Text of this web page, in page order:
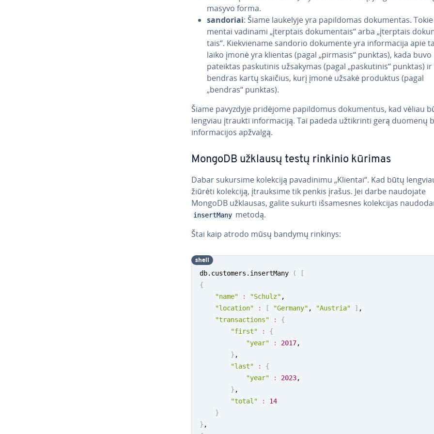
masyvo forma.
sandoriai: Šiame laukelyje yra pa­pil­do­mas do­ku­men­tas.
men­tai vadinami „įterptais do­ku­men­tais“ arba „įterptais
tais“. Kiek­vie­na­me sandorio dokumente yra in­for­ma­ci­ja apie
laiko įmonė yra klientas (pagal „pirmasis“ punktas), kada buvo
pateiktas pas­ku­ti­nis užsakymas (pagal „pas­ku­ti­nis“ punktas) ir
bendras kartų skaičius, kurį įmonė užsakė produktus (pagal
„bendras“ punktas).
Šiame pavyzdyje pridėjome pa­pil­do­mus do­ku­men­tus, kad vėliau
lengviau įtraukti in­for­ma­ci­ją. Tai padeda už­tik­rin­ti gerą duomenų
in­for­ma­ci­jos apžvalgą.
MongoDB užklausų testų rinkinio kūrimas
Dabar sukursime kolekciją pa­va­di­ni­mu „Klientai“. Kad būtų
žiū­rė­ti kolekciją, įtrauk­si­me tik penkis įrašus. Jei darbe naudojate
MongoDB užklausas, galite sukurti iš­sa­mes­nes ko­lek­ci­jas
insertMany metodą.
Štai kaip atrodo mūsų bandymų rinkinys:
db.customers.insertMany (
[
{
"name"
: "Schulz" ,
"location"
: [ "Germany" , "Austria" ] ,
"transactions"
:
{
"first"
:
{
"year"
: 2017,
} ,
"last"
:
{
"year"
: 2023,
} ,
"total"
:
14
}
}
shell